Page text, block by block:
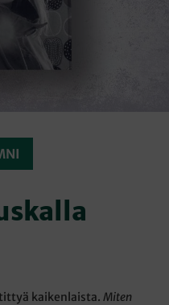
kaikenlaista.Miten